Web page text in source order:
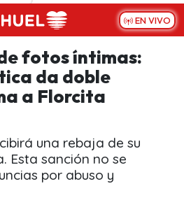
EN VIVO
fotos íntimas:
da doble
a Florcita
una rebaja de su
Esta sanción no se
por abuso y